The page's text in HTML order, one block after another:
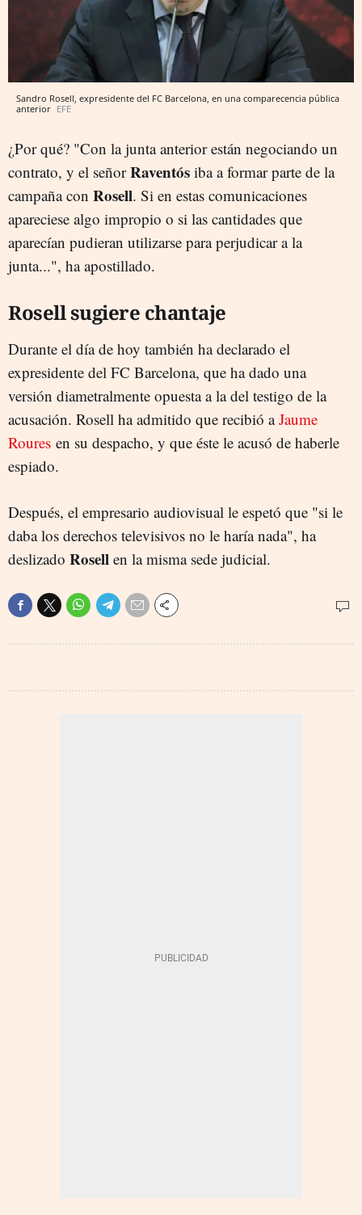
Sandro Rosell, expresidente del FC Barcelona, en una comparecencia pública
anterior EFE
¿Por qué? "Con la junta anterior están negociando un
contrato, y el señorRaventós iba a formar parte de la
campaña con Rosell. Si en estas comunicaciones
apareciese algo impropio o si las cantidades que
aparecían pudieran utilizarse para perjudicar a la
junta...", ha apostillado.
Rosell sugiere chantaje
Durante el día de hoy también ha declarado el
expresidente del FC Barcelona, que ha dado una
versión diametralmente opuesta a la del testigo de la
acusación. Rosell ha admitido que recibió aJaume
Roures en su despacho, y que éste le acusó de haberle
espiado.
Después, el empresario audiovisual le espetó que "si le
daba los derechos televisivos no le haría nada", ha
deslizado Rosell en la misma sede judicial.